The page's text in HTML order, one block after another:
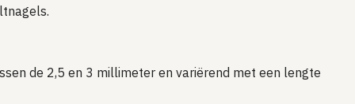
de 2,5 en 3 millimeter en variërend met een lengte